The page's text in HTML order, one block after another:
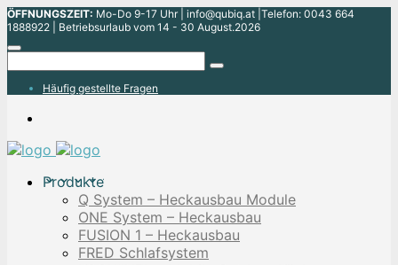
ÖFFNUNGSZEIT: Mo-Do 9-17 Uhr | info@qubiq.at |Telefon: 0043 664
1888922 | Betriebsurlaub vom 14 - 30 August.2026
Häufig gestellte Fragen
Produkte
Q System – Heckausbau Module
ONE System – Heckausbau
FUSION 1 – Heckausbau
FRED Schlafsystem